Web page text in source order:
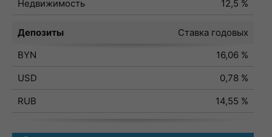
Недвижимость
12,5 %
Депозиты
Ставка годовых
BYN
16,06 %
USD
0,78 %
RUB
14,55 %